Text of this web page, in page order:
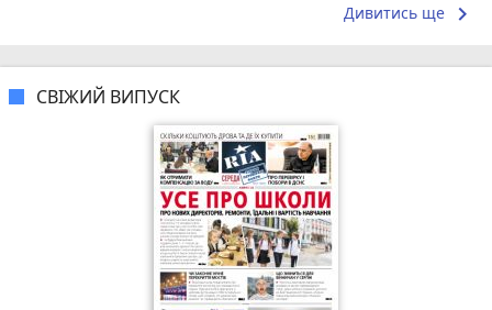
Дивитись ще keyboard_arrow_right
СВІЖИЙ ВИПУСК